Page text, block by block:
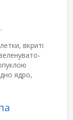
вкриті
ядро,